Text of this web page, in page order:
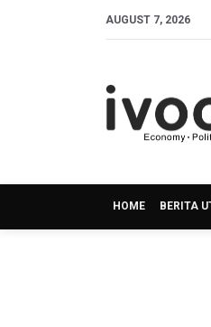
AUGUST 7, 2026
HOME BERITA